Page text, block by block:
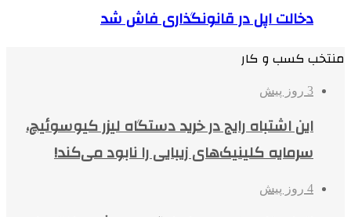
دخالت اپل در قانونگذاری فاش شد
منتخب کسب و کار
3 روز پیش
این اشتباه رایج در خرید دستگاه لیزر کیوسوئیچ،
سرمایه کلینیک‌های زیبایی را نابود می‌کند!
4 روز پیش